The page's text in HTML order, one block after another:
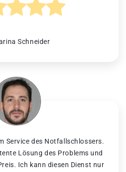
Schneider
Service des Notfallschlossers.
Lösung des Problems und
Ich kann diesen Dienst nur